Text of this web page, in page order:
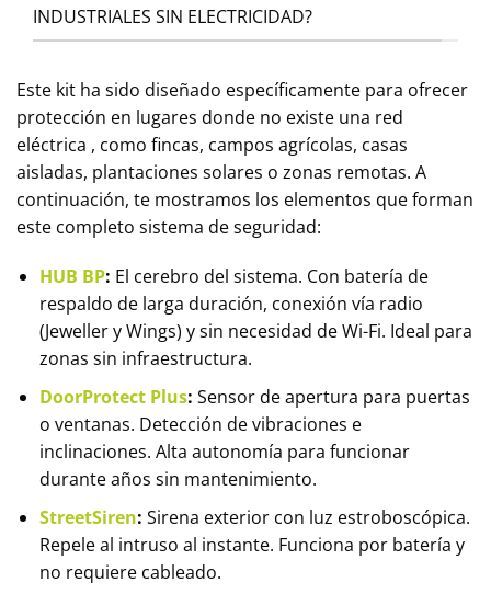
INDUSTRIALES SIN ELECTRICIDAD?
Este kit ha sido diseñado específicamente para ofrecer
protección en lugares donde no existe una red
eléctrica , como fincas, campos agrícolas, casas
aisladas, plantaciones solares o zonas remotas. A
continuación, te mostramos los elementos que forman
este completo sistema de seguridad:
HUB BP: El cerebro del sistema. Con batería de
respaldo de larga duración, conexión vía radio
(Jeweller y Wings) y sin necesidad de Wi-Fi. Ideal para
zonas sin infraestructura.
DoorProtect Plus: Sensor de apertura para puertas
o ventanas. Detección de vibraciones e
inclinaciones. Alta autonomía para funcionar
durante años sin mantenimiento.
StreetSiren: Sirena exterior con luz estroboscópica.
Repele al intruso al instante. Funciona por batería y
no requiere cableado.